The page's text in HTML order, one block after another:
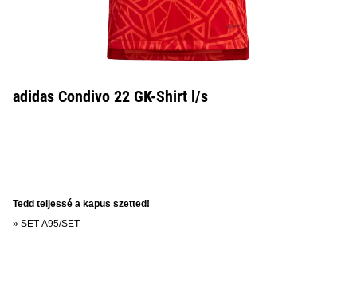
adidas Condivo 22 GK-Shirt l/s
Tedd teljessé a kapus szetted!
» SET-A95/SET